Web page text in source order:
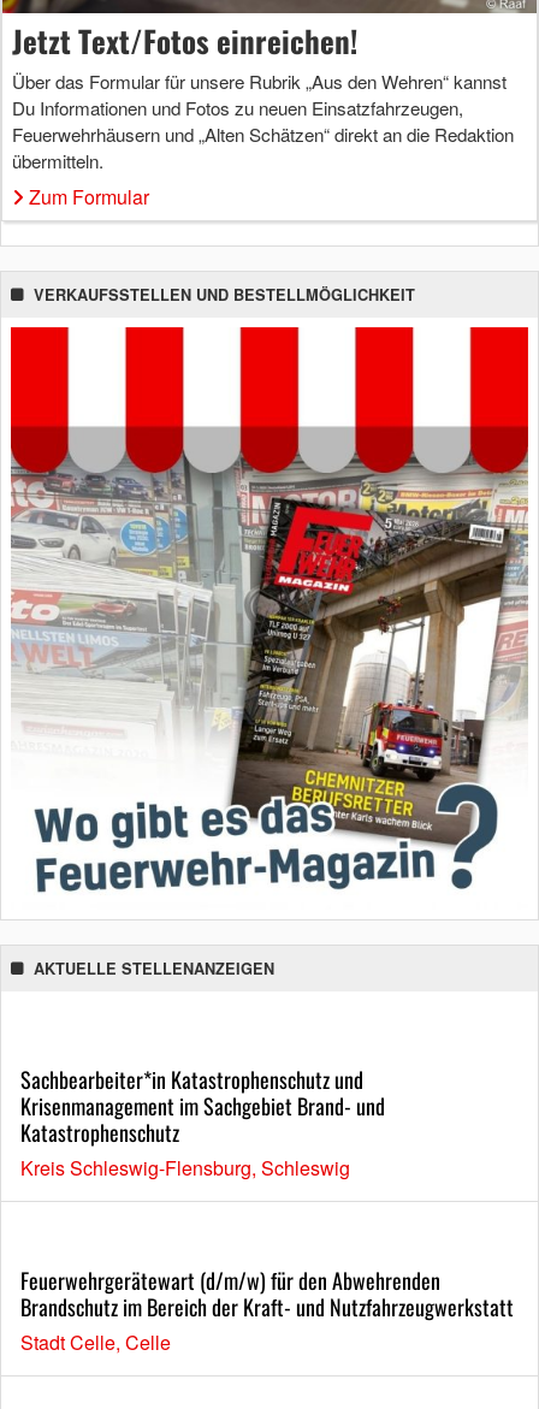
Jetzt Text/Fotos einreichen!
Über das Formular für unsere Rubrik „Aus den Wehren“ kannst
Du Informationen und Fotos zu neuen Einsatzfahrzeugen,
Feuerwehrhäusern und „Alten Schätzen“ direkt an die Redaktion
übermitteln.
Zum Formular
VERKAUFSSTELLEN UND BESTELLMÖGLICHKEIT
AKTUELLE STELLENANZEIGEN
Sachbearbeiter*in Katastrophenschutz und
Krisenmanagement im Sachgebiet Brand- und
Katastrophenschutz
Kreis Schleswig-Flensburg, Schleswig
Feuerwehrgerätewart (d/m/w) für den Abwehrenden
Brandschutz im Bereich der Kraft- und Nutzfahrzeugwerkstatt
Stadt Celle, Celle